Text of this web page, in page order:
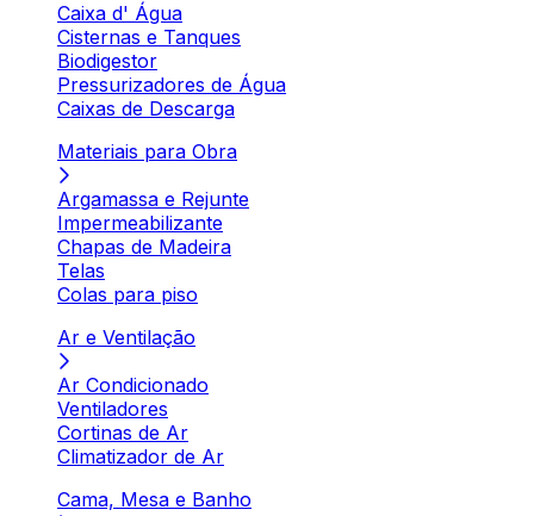
Caixa d' Água
Cisternas e Tanques
Biodigestor
Pressurizadores de Água
Caixas de Descarga
Materiais para Obra
Argamassa e Rejunte
Impermeabilizante
Chapas de Madeira
Telas
Colas para piso
Ar e Ventilação
Ar Condicionado
Ventiladores
Cortinas de Ar
Climatizador de Ar
Cama, Mesa e Banho